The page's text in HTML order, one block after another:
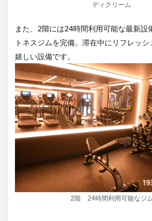
ディクリーム
また、2階には24時間利用可能な最新設
トネスジムを完備。滞在中にリフレッ
嬉しい設備です。
2階 24時間利用可能なジ